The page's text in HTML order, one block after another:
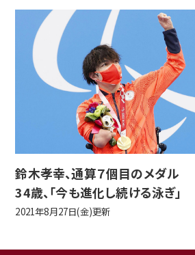
鈴木孝幸、通算７個目のメダル
34歳、「今も進化し続ける泳ぎ」
2021年8月27日(金)更新